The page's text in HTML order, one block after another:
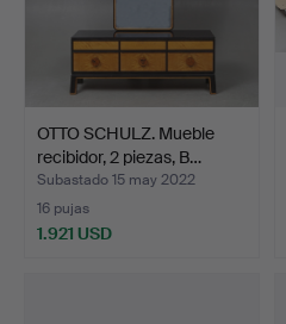
OTTO SCHULZ. Mueble
recibidor, 2 piezas, B…
Subastado 15 may 2022
16 pujas
1.921 USD